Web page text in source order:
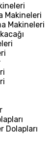
Makineleri
Makineleri
Dolapları